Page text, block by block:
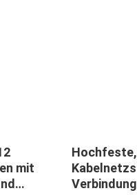
mit